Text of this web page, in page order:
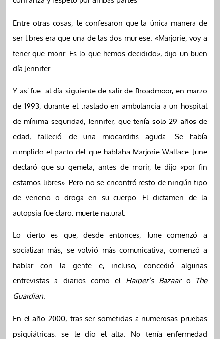
Entre otras cosas, le confesaron que la única manera de
ser libres era que una de las dos muriese. «Marjorie, voy a
tener que morir. Es lo que hemos decidido», dijo un buen
día Jennifer.
Y así fue: al día siguiente de salir de Broadmoor, en marzo
de 1993, durante el traslado en ambulancia a un hospital
de mínima seguridad, Jennifer, que tenía solo 29 años de
edad, falleció de una miocarditis aguda. Se había
cumplido el pacto del que hablaba Marjorie Wallace. June
declaró que su gemela, antes de morir, le dijo «por fin
estamos libres». Pero no se encontró resto de ningún tipo
de veneno o droga en su cuerpo. El dictamen de la
autopsia fue claro: muerte natural.
Lo cierto es que, desde entonces, June comenzó a
socializar más, se volvió más comunicativa, comenzó a
hablar con la gente e, incluso, concedió algunas
entrevistas a diarios como el Harper’s Bazaaro
The
Guardian.
En el año 2000, tras ser sometidas a numerosas pruebas
psiquiátricas, se le dio el alta. No tenía enfermedad